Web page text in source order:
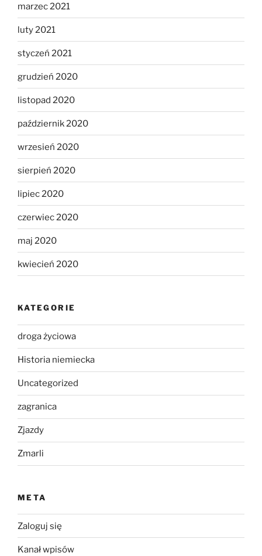
marzec 2021
luty 2021
styczeń 2021
grudzień 2020
listopad 2020
październik 2020
wrzesień 2020
sierpień 2020
lipiec 2020
czerwiec 2020
maj 2020
kwiecień 2020
KATEGORIE
droga życiowa
Historia niemiecka
Uncategorized
zagranica
Zjazdy
Zmarli
META
Zaloguj się
Kanał wpisów